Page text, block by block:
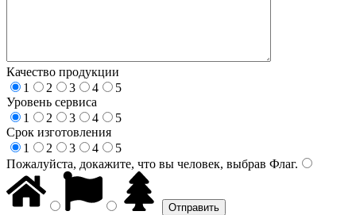
Качество продукции
1
2 3 4
5
Уровень сервиса
1
2 3 4
5
Срок изготовления
1
2 3 4
5
Пожалуйста, докажите, что вы человек, выбрав Флаг.